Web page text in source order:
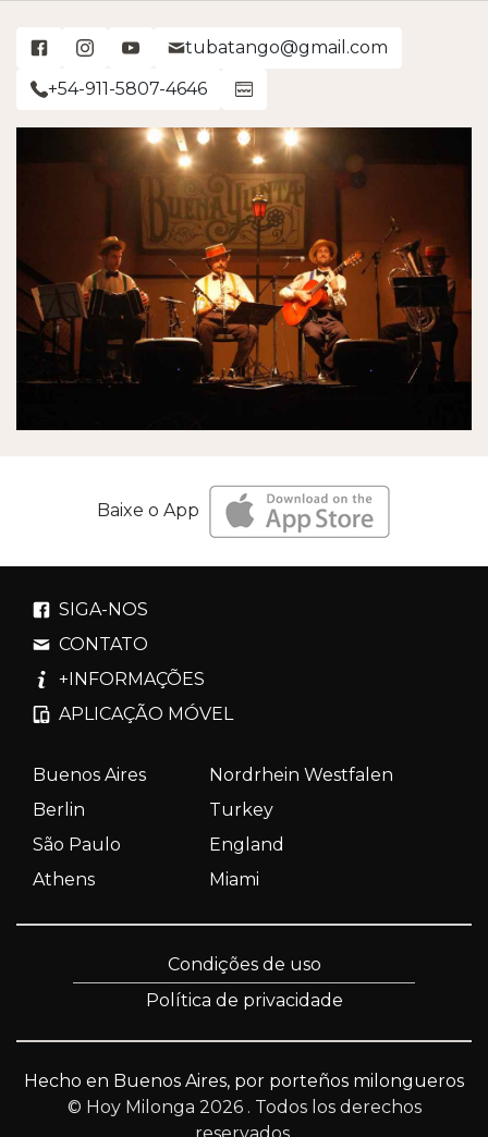
tubatango@gmail.com
+54-911-5807-4646
Baixe o App
SIGA-NOS
CONTATO
+INFORMAÇÕES
APLICAÇÃO MÓVEL
Buenos Aires
Nordrhein Westfalen
Berlin
Turkey
São Paulo
England
Athens
Miami
Condições de uso
Política de privacidade
Hecho en Buenos Aires, por porteños milongueros
© Hoy Milonga 2026 . Todos los derechos